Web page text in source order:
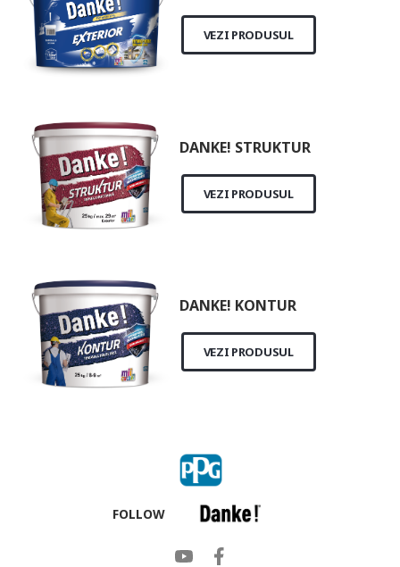
VEZI PRODUSUL
DANKE! STRUKTUR
VEZI PRODUSUL
DANKE! KONTUR
VEZI PRODUSUL
FOLLOW